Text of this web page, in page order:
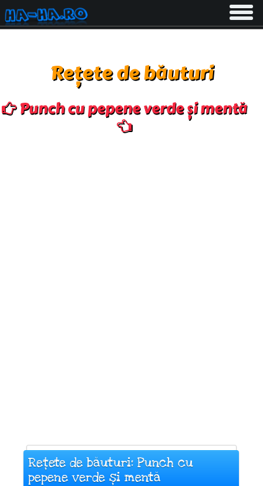
Toggle
Rețete de băuturi
Punch cu pepene verde și mentă
Rețete de băuturi: Punch cu
pepene verde și mentă